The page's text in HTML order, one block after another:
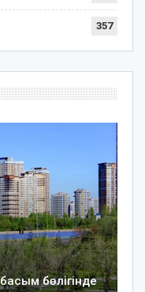
357
басым бөлігінде